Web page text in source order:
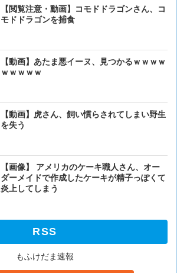
【閲覧注意・動画】コモドドラゴンさん、コ
モドドラゴンを捕食
【動画】あたま悪イーヌ、見つかるｗｗｗｗ
ｗｗｗｗｗ
【動画】虎さん、飼い慣らされてしまい野生
を失う
【画像】 アメリカのケーキ職人さん、オー
ダーメイドで作成したケーキが精子っぽくて
炎上してしまう
【画像】アメリカ「AIDS
人の為に記念碑を作ります
【画像大量！】イッヌさん
【画像】イッヌさん、アホ
【閲覧注意】カッコウの托
ぎる
RSS
もふけだま速報